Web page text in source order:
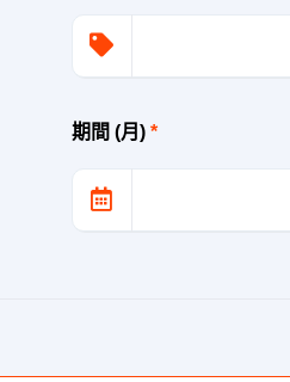
期間 (月) *